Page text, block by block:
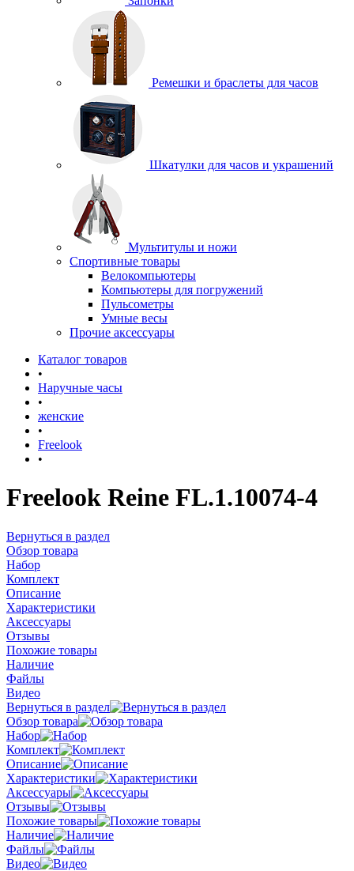
Ремешки и браслеты для часов
Шкатулки для часов и украшений
Мультитулы и ножи
Спортивные товары
Велокомпьютеры
Компьютеры для погружений
Пульсометры
Умные весы
Прочие аксессуары
Каталог товаров
•
Наручные часы
•
женские
•
Freelook
•
Freelook Reine FL.1.10074-4
Вернуться в раздел
Обзор товара
Набор
Комплект
Описание
Характеристики
Аксессуары
Отзывы
Похожие товары
Наличие
Файлы
Видео
Вернуться в раздел
Обзор товара
Набор
Комплект
Описание
Характеристики
Аксессуары
Отзывы
Похожие товары
Наличие
Файлы
Видео